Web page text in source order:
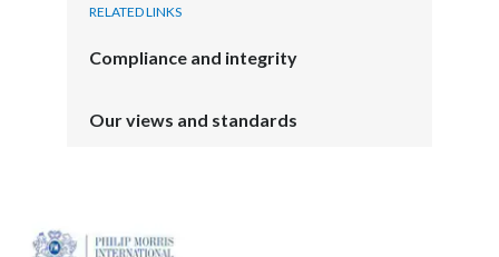
RELATED LINKS
Compliance and integrity
Our views and standards